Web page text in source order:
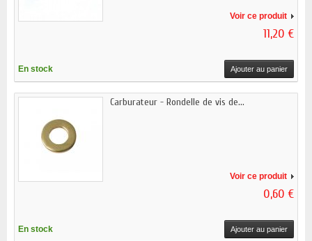
Voir ce produit
11,20 €
En stock Ajouter au panier
Carburateur - Rondelle de vis de...
Voir ce produit
0,60 €
En stock Ajouter au panier